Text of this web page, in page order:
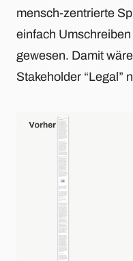
mensch-zentrierte
einfach
gewesen. Damit
Stakeholder “Legal”